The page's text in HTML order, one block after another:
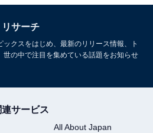
リサーチ
クスをはじめ、最新のリリース情報、ト
世の中で注目を集めている話題をお知らせ
連サービス
All About Japan